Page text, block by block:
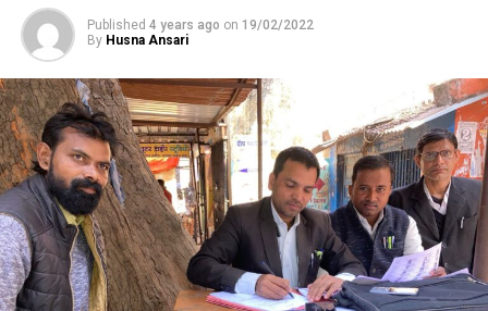
Published 4 years ago on 19/02/2022
By Husna Ansari